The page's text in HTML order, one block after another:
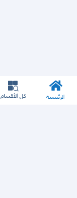
الرئيسية كل الأقسام